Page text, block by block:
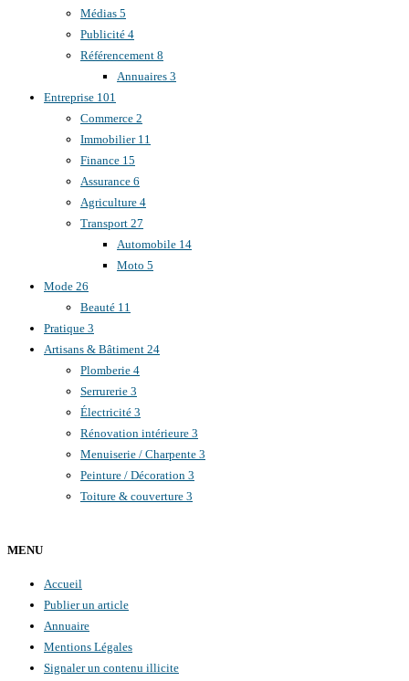
Médias 5
Publicité 4
Référencement 8
Annuaires 3
Entreprise 101
Commerce 2
Immobilier 11
Finance 15
Assurance 6
Agriculture 4
Transport 27
Automobile 14
Moto 5
Mode 26
Beauté 11
Pratique 3
Artisans & Bâtiment 24
Plomberie 4
Serrurerie 3
Électricité 3
Rénovation intérieure 3
Menuiserie / Charpente 3
Peinture / Décoration 3
Toiture & couverture 3
MENU
Accueil
Publier un article
Annuaire
Mentions Légales
Signaler un contenu illicite